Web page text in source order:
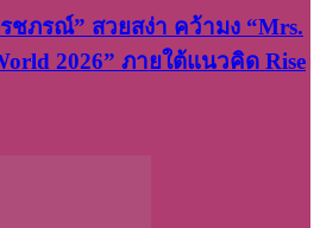
ชภรณ์” สวยสง่า คว้ามง “Mrs.
2026” ภายใต้แนวคิด Rise